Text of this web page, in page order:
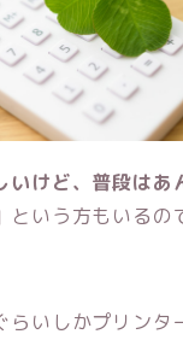
いけど、普段はあ
という方もいるの
らいしかプリンタ